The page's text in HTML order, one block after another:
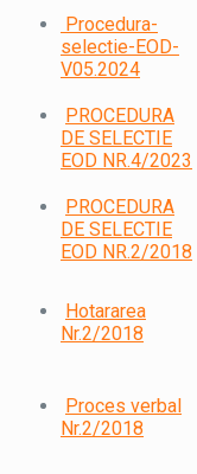
Procedura-
selectie-EOD-
V05.2024
PROCEDURA
DE SELECTIE
EOD NR.4/2023
PROCEDURA
DE SELECTIE
EOD NR.2/2018
Hotararea
Nr.2/2018
Proces verbal
Nr.2/2018